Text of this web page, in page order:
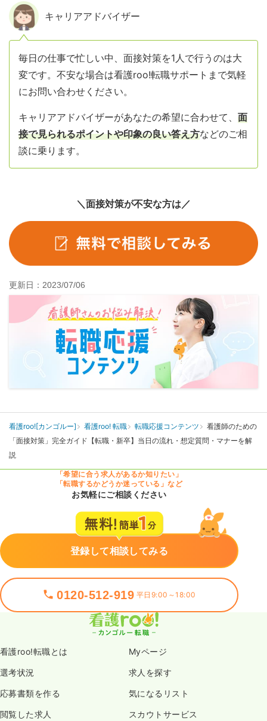
キャリアアドバイザー
毎日の仕事で忙しい中、面接対策を1人で行うのは大
変です。不安な場合は看護roo!転職サポートまで気軽
にお問い合わせください。
キャリアアドバイザーがあなたの希望に合わせて、 面
接で見られるポイントや印象の良い答え方などのご相
談に乗ります。
＼面接対策が不安な方は／
更新日：2023/07/06
看護roo![カンゴルー] 看護roo! 転職 転職応援コンテンツ
看護師のための
「面接対策」完全ガイド【転職・新卒】当日の流れ・想定質問・マナーを解
説
「希望に合う求人があるか知りたい」
「転職するかどうか迷っている」など
お気軽にご相談ください
登録して相談してみる
0120-512-919 平日9:00～18:00
看護roo!転職とは Myページ
選考状況 求人を探す
応募書類を作る 気になるリスト
閲覧した求人 スカウトサービス